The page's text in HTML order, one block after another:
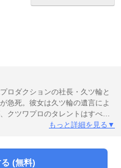
ロダクションの社長・久ツ輪と
急死。彼女は久ツ輪の遺言によ
クツワプロのタレントはすべて
時、今をときめく超売れっ子歌
もっと詳細を見る▼
(無料)